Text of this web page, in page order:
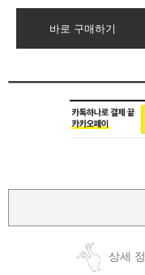
바로 구매하기
상세